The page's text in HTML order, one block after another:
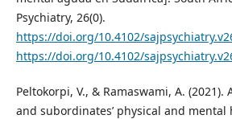
Psychiatry, 26(0).
https://doi.org/10.4102/
https://doi.org/10.4102/
Peltokorpi, V., & Ramaswami, A.
and subordinates’ physical and